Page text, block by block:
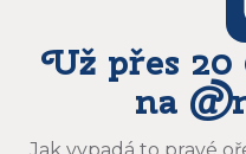
Už přes
na